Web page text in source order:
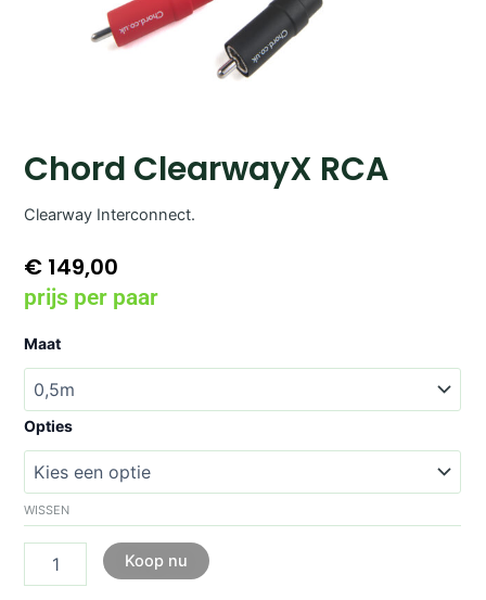
Chord ClearwayX RCA
Clearway Interconnect.
€ 149,00
prijs per paar
Maat
Opties
WISSEN
Chord
RCA
aantal
Koop nu